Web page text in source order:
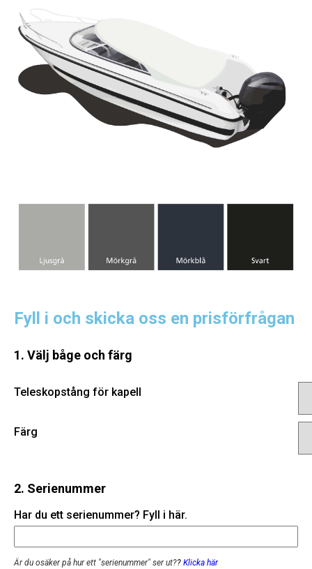
Fyll i och skicka oss en prisförfrågan
1. Välj båge och färg
Teleskopstång för kapell
Färg
2. Serienummer
Har du ett serienummer? Fyll i här.
Är du osäker på hur ett "serienummer" ser ut?? Klicka här